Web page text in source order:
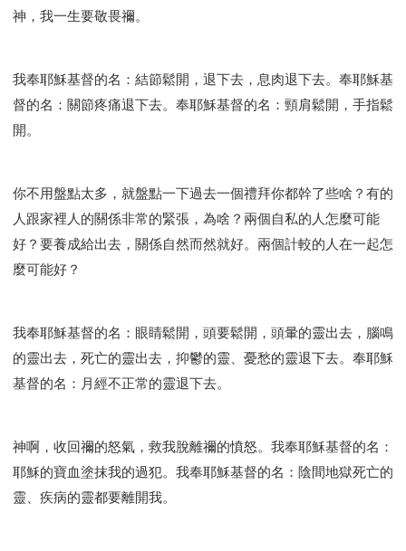
神，我一生要敬畏禰。
我奉耶穌基督的名：結節鬆開，退下去，息肉退下去。奉耶穌基
督的名：關節疼痛退下去。奉耶穌基督的名：頸肩鬆開，手指鬆
開。
你不用盤點太多，就盤點一下過去一個禮拜你都幹了些啥？有的
人跟家裡人的關係非常的緊張，為啥？兩個自私的人怎麼可能
好？要養成給出去，關係自然而然就好。兩個計較的人在一起怎
麼可能好？
我奉耶穌基督的名：眼睛鬆開，頭要鬆開，頭暈的靈出去，腦鳴
的靈出去，死亡的靈出去，抑鬱的靈、憂愁的靈退下去。奉耶穌
基督的名：月經不正常的靈退下去。
神啊，收回禰的怒氣，救我脫離禰的憤怒。我奉耶穌基督的名：
耶穌的寶血塗抹我的過犯。我奉耶穌基督的名：陰間地獄死亡的
靈、疾病的靈都要離開我。